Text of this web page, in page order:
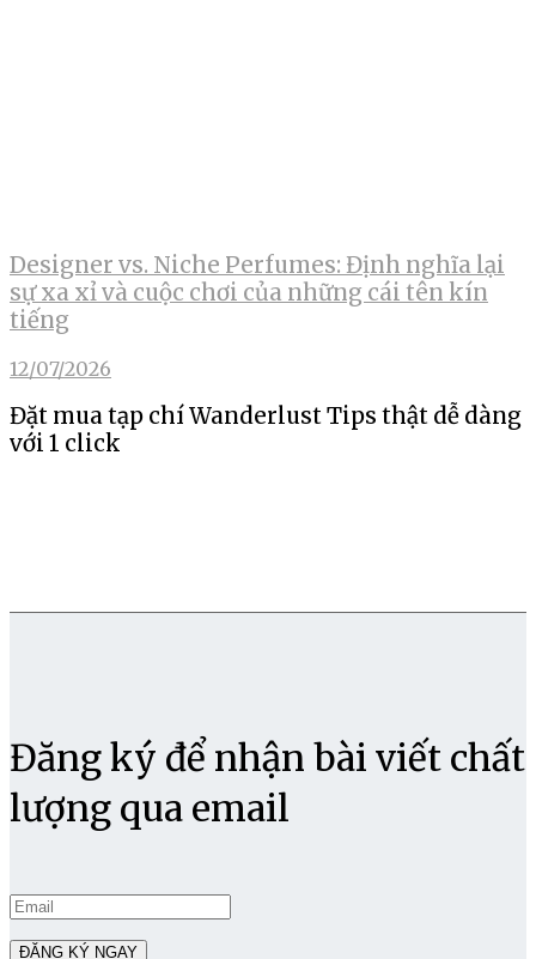
Designer vs. Niche Perfumes: Định nghĩa lại
sự xa xỉ và cuộc chơi của những cái tên kín
tiếng
12/07/2026
Đặt mua tạp chí Wanderlust Tips thật dễ dàng
với 1 click
Đăng ký để nhận bài viết chất
lượng qua email